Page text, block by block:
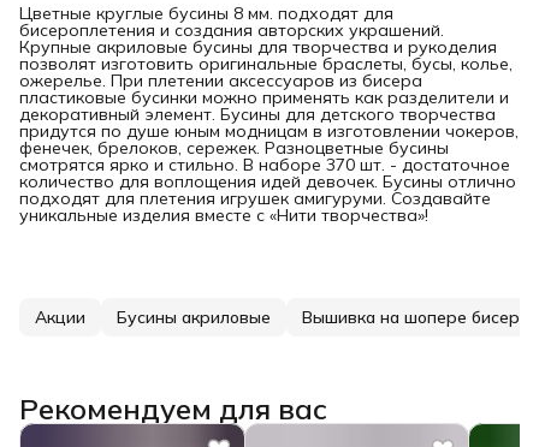
Цветные круглые бусины 8 мм. подходят для
бисероплетения и создания авторских украшений.
Крупные акриловые бусины для творчества и рукоделия
позволят изготовить оригинальные браслеты, бусы, колье,
ожерелье. При плетении аксессуаров из бисера
пластиковые бусинки можно применять как разделители и
декоративный элемент. Бусины для детского творчества
придутся по душе юным модницам в изготовлении чокеров,
фенечек, брелоков, сережек. Разноцветные бусины
смотрятся ярко и стильно. В наборе 370 шт. - достаточное
количество для воплощения идей девочек. Бусины отлично
подходят для плетения игрушек амигуруми. Создавайте
уникальные изделия вместе с «Нити творчества»!
Акции Бусины акриловые Вышивка на шопере бисером
Рекомендуем для вас